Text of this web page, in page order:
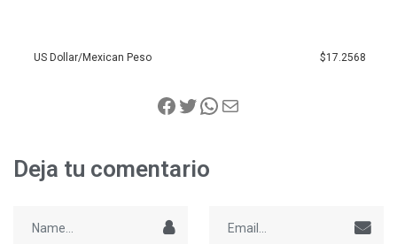
US Dollar/Mexican Peso $17.2568
Deja tu comentario